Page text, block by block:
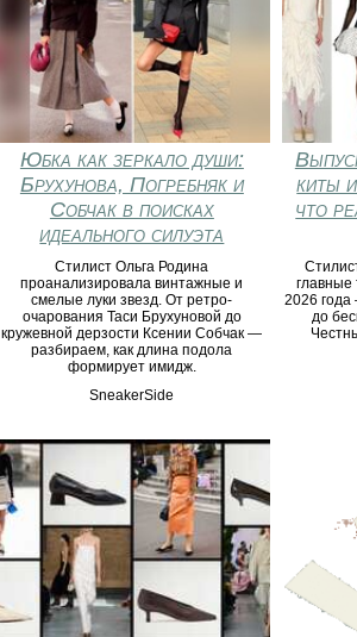
Юбка как зеркало души:
Брухунова, Погребняк и
Собчак в поисках
идеального силуэта
Стилист Ольга Родина
проанализировала винтажные и
смелые луки звезд. От ретро-
очарования Таси Брухуновой до
кружевной дерзости Ксении Собчак —
разбираем, как длина подола
формирует имидж.
SneakerSide
киты
что
главные
2026 года
до